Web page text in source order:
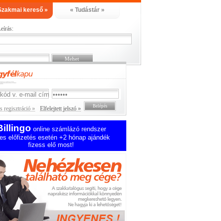
kereső » « Tudástár »
regisztráció » Elfelejtett jelszó »
online számlázó rendszer
előfizetés esetén +2 hónap ajándék
fizess elő most!